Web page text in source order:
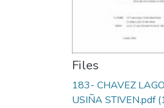
Files
183- CHAVEZ
USIÑA STIVEN.pdf